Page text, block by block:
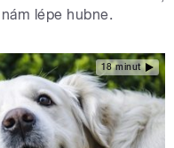
lépe hubne.
18 minut